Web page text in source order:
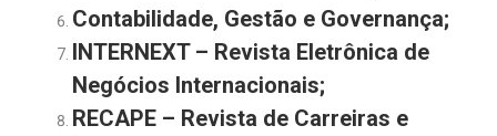
Contabilidade, Gestão e Governança;
INTERNEXT – Revista Eletrônica de
Negócios Internacionais;
RECAPE – Revista de Carreiras e